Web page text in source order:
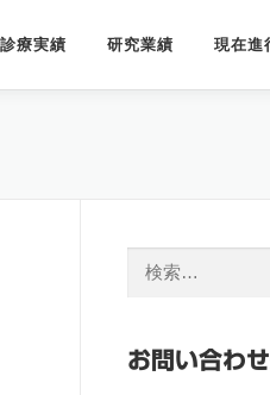
診療実績 研究業績 現在進
お問い合わ